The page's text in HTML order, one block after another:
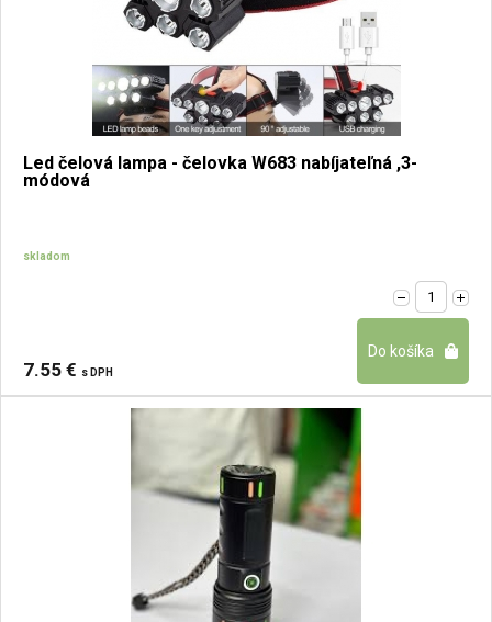
Led čelová lampa - čelovka W683 nabíjateľná ,3-
módová
skladom
7.55 € s DPH